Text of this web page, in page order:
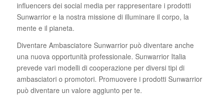
influencers dei social media per rappresentare i prodotti
Sunwarrior e la nostra missione di illuminare il corpo, la
mente e il pianeta.
Diventare Ambasciatore Sunwarrior può diventare anche
una nuova opportunità professionale. Sunwarrior Italia
prevede vari modelli di cooperazione per diversi tipi di
ambasciatori o promotori. Promuovere i prodotti Sunwarrior
può diventare un valore aggiunto per te.